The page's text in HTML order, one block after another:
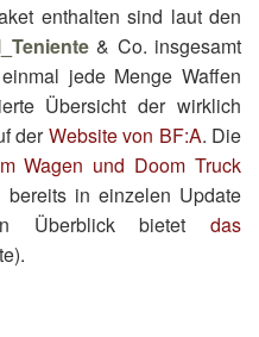
enthalten sind laut den
& Co. insgesamt
jede Menge Waffen
Übersicht der wirklich
derWebsite von BF:A. Die
Wagen und Doom Truck
bereits in einzelen Update
Überblick bietet das